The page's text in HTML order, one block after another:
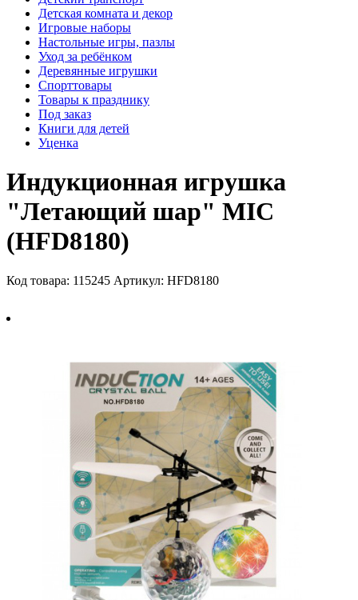
Детская комната и декор
Игровые наборы
Настольные игры, пазлы
Уход за ребёнком
Деревянные игрушки
Спорттовары
Товары к празднику
Под заказ
Книги для детей
Уценка
Индукционная игрушка
"Летающий шар" MIC
(HFD8180)
Код товара: 115245 Артикул: HFD8180